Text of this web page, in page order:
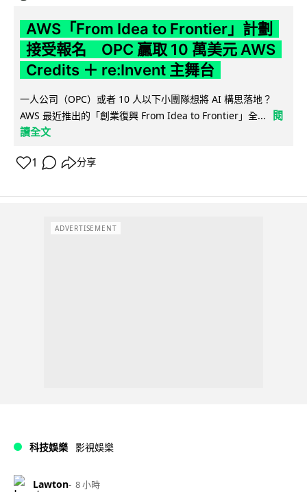
AWS「From Idea to Frontier」計劃
接受報名 OPC 贏取 10 萬美元 AWS
Credits ＋ re:Invent 主舞台
一人公司（OPC）或者 10 人以下小團隊想將 AI 構思落地？
AWS 最近推出的「創業復興 From Idea to Frontier」全...
閱
讀全文
1 分享
ADVERTISEMENT
科技娛樂 影視娛樂
Lawton 8 小時